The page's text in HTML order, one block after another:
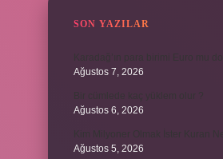
SON YAZILAR
Ağustos 7, 2026
Ağustos 6, 2026
Ağustos 5, 2026